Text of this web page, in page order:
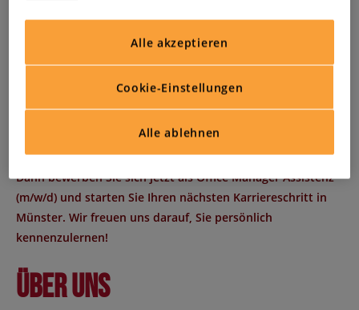
Sehr gute Deutsch- und Englischkenntnisse
Strukturierte und kommunikative Arbeitsweise für den
Einsatz in Münster
Interessiert?
Dann bewerben Sie sich jetzt als Office Manager Assistenz
(m/w/d) und starten Sie Ihren nächsten Karriereschritt in
Münster. Wir freuen uns darauf, Sie persönlich
kennenzulernen!
Über uns
Cookie-Einstellungen
Alle ablehnen
Alle akzeptieren